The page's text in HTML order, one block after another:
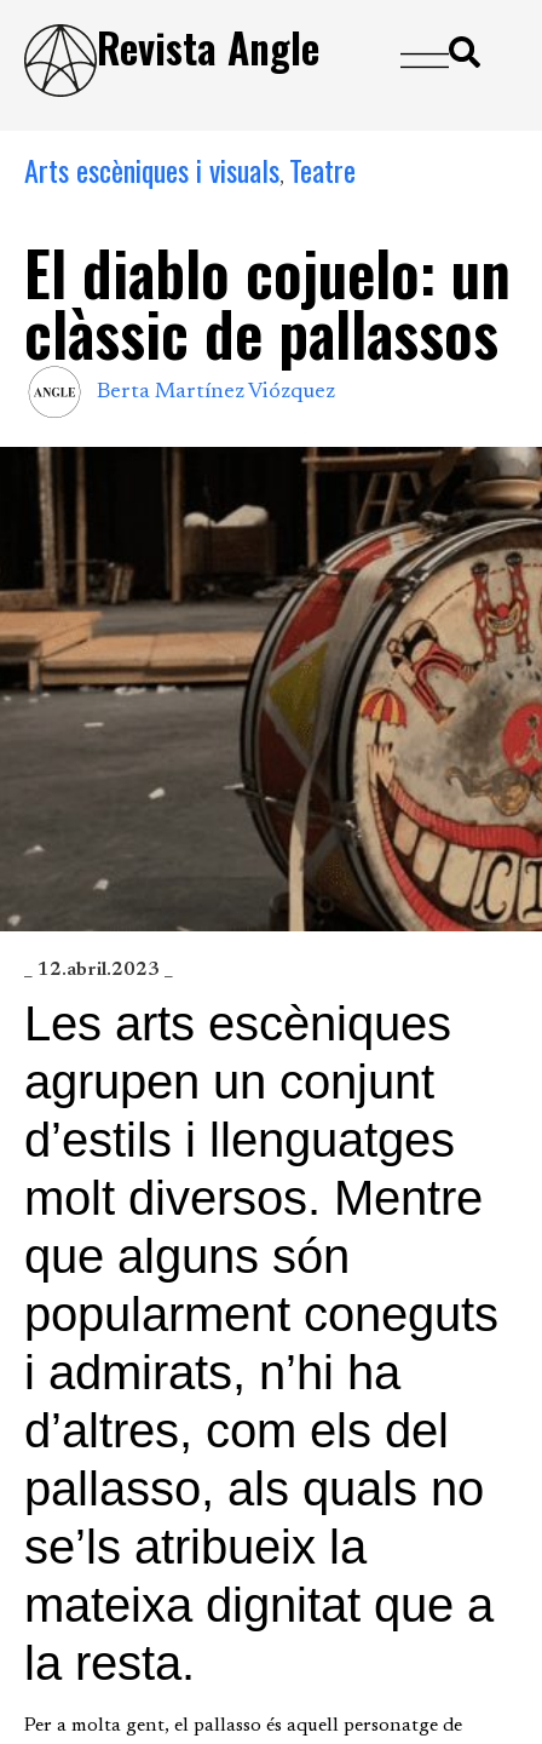
Revista Angle
Arts escèniques i visuals, Teatre
El diablo cojuelo: un
clàssic de pallassos
Berta Martínez Viózquez
_ 12.abril.2023 _
Les arts escèniques
agrupen un conjunt
d’estils i llenguatges
molt diversos. Mentre
que alguns són
popularment coneguts
i admirats, n’hi ha
d’altres, com els del
pallasso, als quals no
se’ls atribueix la
mateixa dignitat que a
la resta.
Per a molta gent, el pallasso és aquell personatge de